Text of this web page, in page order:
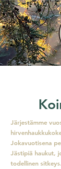
Järjestämme
Jokavuotisena
Jästipiä haukut,
todellinen